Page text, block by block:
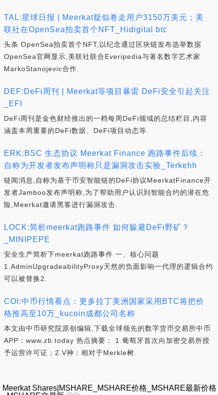
TAL:星球日报 | Meerkat疑似卷走用户3150万美元；美
联社在OpenSea拍卖首个NFT_Hidigital btc
头条 OpenSea拍卖首个NFT,以纪念通过区块链发布选举数据
OpenSea官网显示,美联社联合Everipedia与著名数字艺术家
MarkoStanojevic合作.
DEF:DeFi周刊 | Meerkat等项目暴雷 DeFi安全引起关注
_EFI
DeFi周刊是金色财经推出的一档每周DeFi领域的总结栏目,内容
涵盖本周重要的DeFi数据、DeFi项目动态等.
ERK:BSC 生态协议 Meerkat Finance 跑路事件后续：
自称为开发者发布声明称只是漏洞攻击实验_Terkehh
链闻消息,自称为基于币安智能链的DeFi协议MeerkatFinance开
发者Jamboo发布声明称,为了帮助用户认识到智能合约的潜在危
险,Meerkat邀请黑客进行漏洞攻击.
LOCK:简析meerkat跑路事件 如何躲避DeFi野矿？
_MINIPEPE
安全生产简析下meerkat跑路事件 一、核心问题
1.AdminUpgradeabilityProxy天然的负面影响一代理的逻辑合约
可以被替换2.
COI:中币行情看点：更多拉丁美洲国家采用BTC将把价
格推高至10万_kucoin成都公司名称
本文由中币研究院原创编辑,下载全球领先的数字货币交易所中币
APP：www.zb.today 热点摘要： 1.葡萄牙首次向加密交易所授
予运营许可证；2.V神：相对于Merkle树.
Meerkat Shares|MSHARE_MSHARE价格_MSHARE最新价格